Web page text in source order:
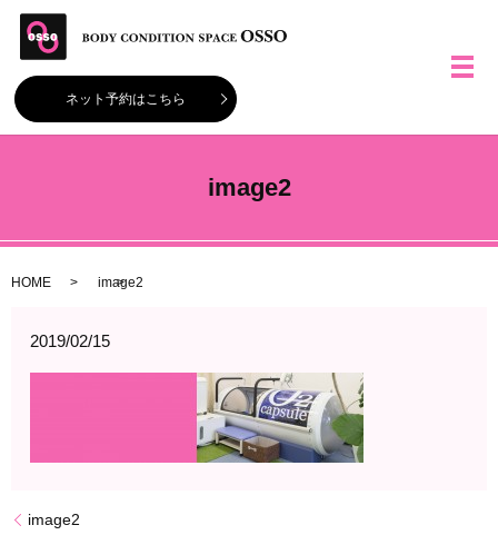
ネット予約はこちら
メ
image2
HOME image2
2019/02/15
image2